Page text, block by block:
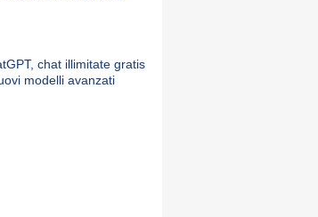
chat illimitate gratis
modelli avanzati